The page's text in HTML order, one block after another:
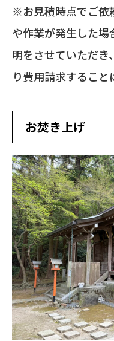
※お見積時点でご依
や作業が発生した
明をさせていただき
り費用請求すること
お焚き上げ